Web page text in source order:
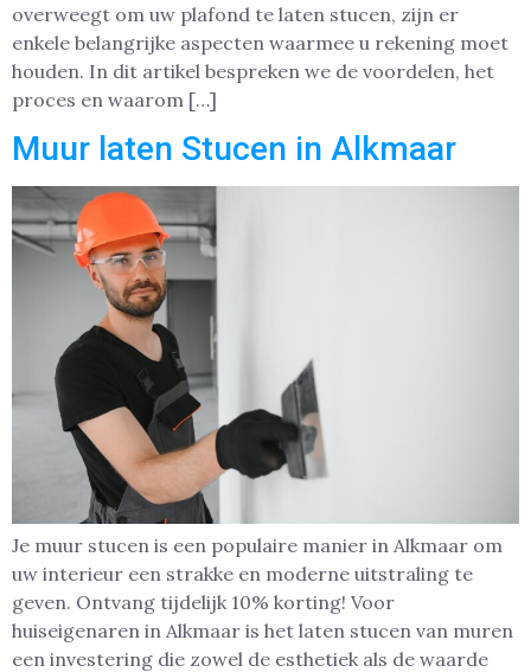
overweegt om uw plafond te laten stucen, zijn er
enkele belangrijke aspecten waarmee u rekening moet
houden. In dit artikel bespreken we de voordelen, het
proces en waarom […]
Muur laten Stucen in Alkmaar
Je muur stucen is een populaire manier in Alkmaar om
uw interieur een strakke en moderne uitstraling te
geven. Ontvang tijdelijk 10% korting! Voor
huiseigenaren in Alkmaar is het laten stucen van muren
een investering die zowel de esthetiek als de waarde